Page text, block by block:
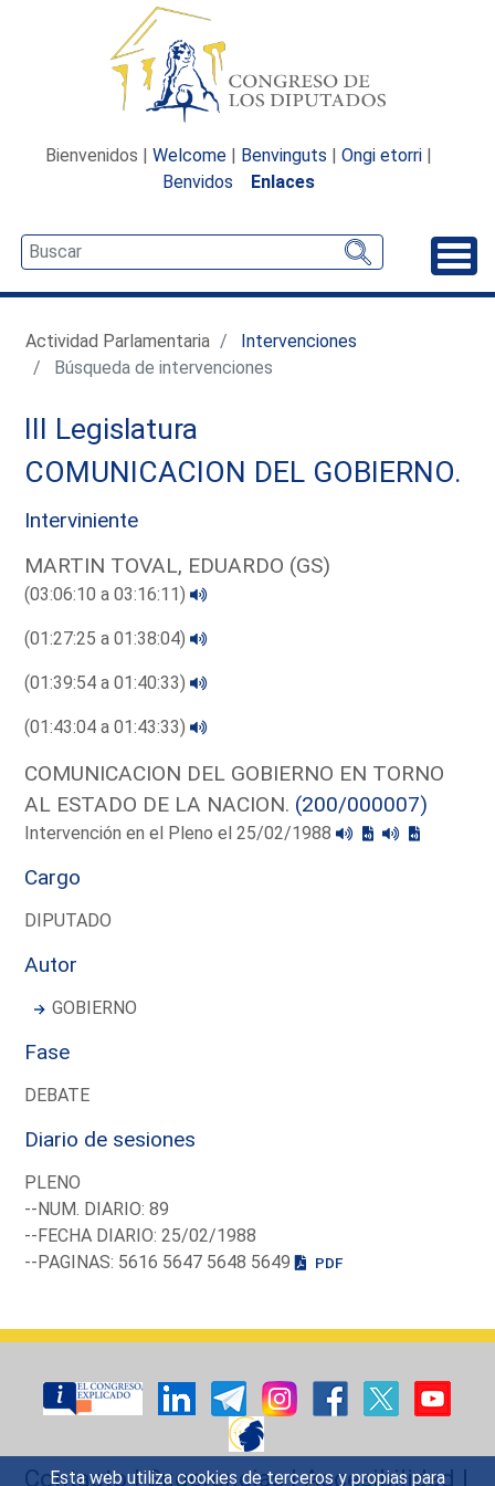
Esta web utiliza cookies de terceros y propias para
Bienvenidos | Welcome | Benvinguts | Ongi etorri |
Benvidos
Enlaces
Actividad Parlamentaria
Intervenciones
Búsqueda de intervenciones
III Legislatura
COMUNICACION DEL GOBIERNO.
Interviniente
MARTIN TOVAL, EDUARDO (GS)
(03:06:10 a 03:16:11)
(01:27:25 a 01:38:04)
(01:39:54 a 01:40:33)
(01:43:04 a 01:43:33)
COMUNICACION DEL GOBIERNO EN TORNO
AL ESTADO DE LA NACION. (200/000007)
Intervención en el Pleno el 25/02/1988
Cargo
DIPUTADO
Autor
GOBIERNO
Fase
DEBATE
Diario de sesiones
PLENO
--NUM. DIARIO: 89
--FECHA DIARIO: 25/02/1988
--PAGINAS: 5616 5647 5648 5649
PDF
Contacto|Sugerencias|Accesibilidad |